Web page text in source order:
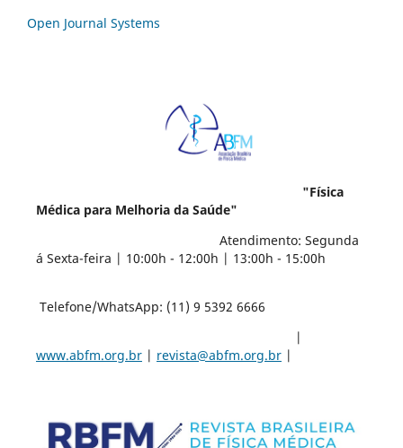
Open Journal Systems
"Física
Médica para Melhoria da Saúde"
Atendimento: Segunda
á Sexta-feira | 10:00h - 12:00h | 13:00h - 15:00h
Telefone/WhatsApp: (11) 9 5392 6666
|
www.abfm.org.br| revista@abfm.org.br|